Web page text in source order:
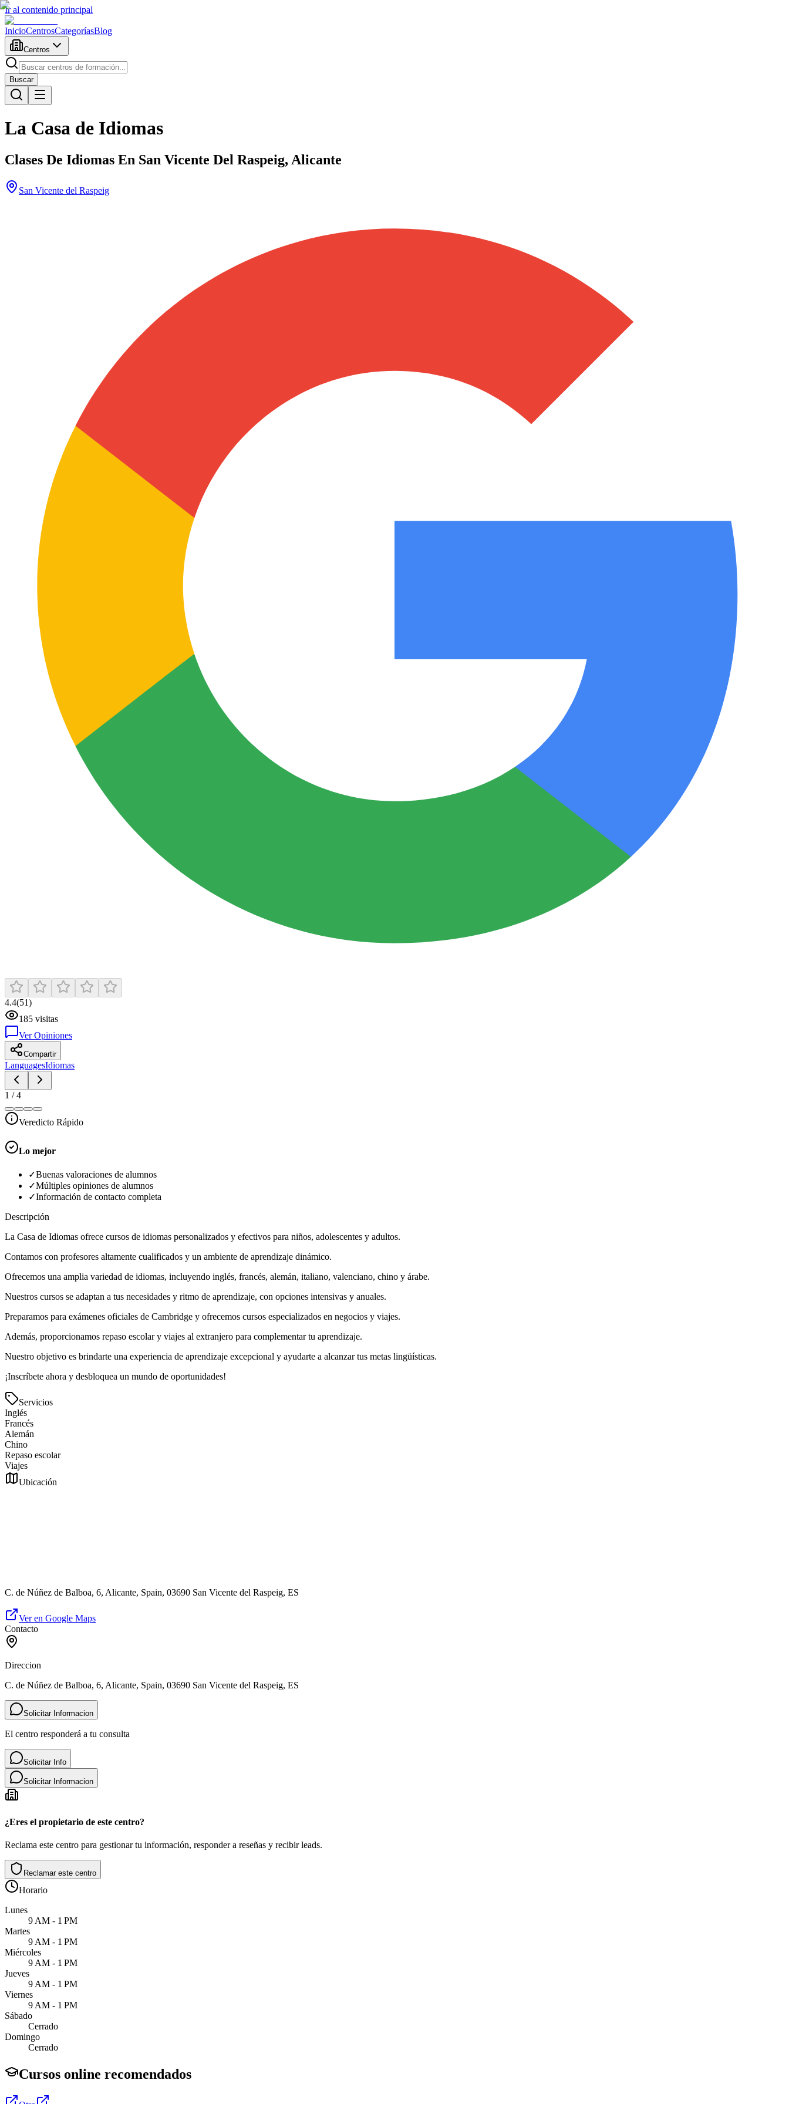
Ir al contenido principal
InicioCentrosCategoríasBlog
Centros
Buscar
La Casa de Idiomas
Clases De Idiomas En San Vicente Del Raspeig, Alicante
San Vicente del Raspeig
4.4(51)
185 visitas
Ver Opiniones
Compartir
LanguagesIdiomas
1 /4
Veredicto Rápido
Lo mejor
✓Buenas valoraciones de alumnos
✓Múltiples opiniones de alumnos
✓Información de contacto completa
Descripción
La Casa de Idiomas ofrece cursos de idiomas personalizados y efectivos para niños, adolescentes y adultos.
Contamos con profesores altamente cualificados y un ambiente de aprendizaje dinámico.
Ofrecemos una amplia variedad de idiomas, incluyendo inglés, francés, alemán, italiano, valenciano, chino y árabe.
Nuestros cursos se adaptan a tus necesidades y ritmo de aprendizaje, con opciones intensivas y anuales.
Preparamos para exámenes oficiales de Cambridge y ofrecemos cursos especializados en negocios y viajes.
Además, proporcionamos repaso escolar y viajes al extranjero para complementar tu aprendizaje.
Nuestro objetivo es brindarte una experiencia de aprendizaje excepcional y ayudarte a alcanzar tus metas lingüísticas.
¡Inscríbete ahora y desbloquea un mundo de oportunidades!
Servicios
Inglés
Francés
Alemán
Chino
Repaso escolar
Viajes
Ubicación
C. de Núñez de Balboa, 6, Alicante, Spain, 03690 San Vicente del Raspeig, ES
Ver en Google Maps
Contacto
Direccion
C. de Núñez de Balboa, 6, Alicante, Spain, 03690 San Vicente del Raspeig, ES
Solicitar Informacion
El centro responderá a tu consulta
Solicitar Info
Solicitar Informacion
¿Eres el propietario de este centro?
Reclama este centro para gestionar tu información, responder a reseñas y recibir leads.
Reclamar este centro
Horario
Lunes
9 AM - 1 PM
Martes
9 AM - 1 PM
Miércoles
9 AM - 1 PM
Jueves
9 AM - 1 PM
Viernes
9 AM - 1 PM
Sábado
Cerrado
Domingo
Cerrado
Cursos online recomendados